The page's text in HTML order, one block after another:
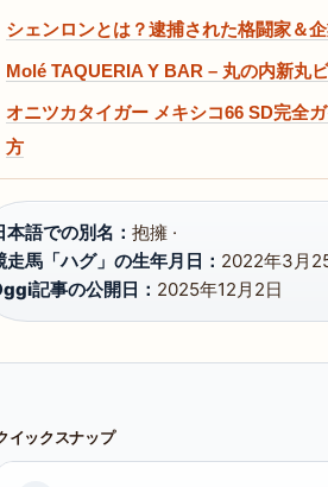
シェンロンとは？逮捕された格闘家＆
Molé TAQUERIA Y BAR – 丸の内新丸
オニツカタイガー メキシコ66 SD完全
方
本語での別名： 抱擁 ·
走馬「ハグ」の生年月日： 2022年3月
記事の公開日： 2025年12月2日
イックスナップ